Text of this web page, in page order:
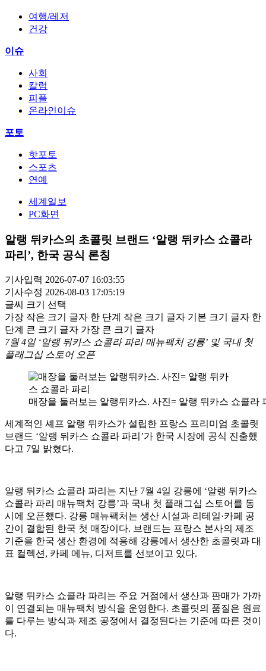
여행/레저
건강
이슈
사회
칼럼
피플
온라인이슈
포토
핫포토
스포츠
연예
세계일보
PC화면
알랭 뒤카스의 초콜릿 브랜드 ‘알랭 뒤카스 쇼콜라
파리’, 한국 공식 론칭
기사입력 2026-07-07 16:03:55
기사수정 2026-08-03 17:05:19
글씨 크기 선택
가장 작은 크기 글자 한 단계 작은 크기 글자 기본 크기 글자 한
단계 큰 크기 글자 가장 큰 크기 글자
7월 4일 ‘알랭 뒤카스 쇼콜라 파리 매뉴팩처 강릉’ 및 국내 첫
플래그십 스토어 오픈
매장을 둘러보는 알랭뒤카스. 사진= 알랭 뒤카스 쇼콜라
세계적인 셰프 알랭 뒤카스가 설립한 프랑스 프리미엄 초콜릿
브랜드 ‘알랭 뒤카스 쇼콜라 파리’가 한국 시장에 공식 진출했
다고 7일 밝혔다.
알랭 뒤카스 쇼콜라 파리는 지난 7월 4일 강릉에 ‘알랭 뒤카스
쇼콜라 파리 매뉴팩처 강릉’과 국내 첫 플래그십 스토어를 동
시에 오픈했다. 강릉 매뉴팩처는 생산 시설과 리테일·카페 공
간이 결합된 한국 첫 매장이다. 브랜드는 프랑스 본사의 제조
기준을 한국 생산 환경에 적용해 강릉에서 생산한 초콜릿과 대
표 컬렉션, 카페 메뉴, 디저트를 선보이고 있다.
알랭 뒤카스 쇼콜라 파리는 주요 거점에서 생산과 판매가 가까
이 연결되는 매뉴팩처 방식을 운영한다. 초콜릿의 품질은 원료
를 다루는 방식과 제조 공정에서 결정된다는 기준에 따른 것이
다.